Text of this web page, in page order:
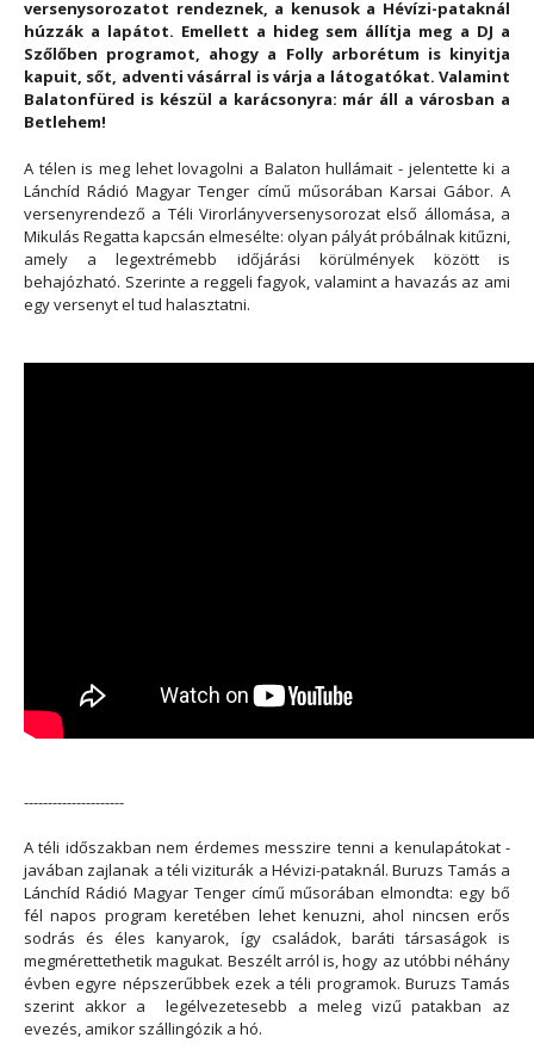
versenysorozatot rendeznek, a kenusok a Hévízi-pataknál
húzzák a lapátot. Emellett a hideg sem állítja meg a DJ a
Szőlőben programot, ahogy a Folly arborétum is kinyitja
kapuit, sőt, adventi vásárral is várja a látogatókat. Valamint
Balatonfüred is készül a karácsonyra: már áll a városban a
Betlehem!
A télen is meg lehet lovagolni a Balaton hullámait - jelentette ki a
Lánchíd Rádió Magyar Tenger című műsorában Karsai Gábor. A
versenyrendező a Téli Virorlányversenysorozat első állomása, a
Mikulás Regatta kapcsán elmesélte: olyan pályát próbálnak kitűzni,
amely a legextrémebb időjárási körülmények között is
behajózható. Szerinte a reggeli fagyok, valamint a havazás az ami
egy versenyt el tud halasztatni.
---------------------
A téli időszakban nem érdemes messzire tenni a kenulapátokat -
javában zajlanak a téli viziturák a Hévizi-pataknál. Buruzs Tamás a
Lánchíd Rádió Magyar Tenger című műsorában elmondta: egy bő
fél napos program keretében lehet kenuzni, ahol nincsen erős
sodrás és éles kanyarok, így családok, baráti társaságok is
megmérettethetik magukat. Beszélt arról is, hogy az utóbbi néhány
évben egyre népszerűbbek ezek a téli programok. Buruzs Tamás
szerint akkor a legélvezetesebb a meleg vizű patakban az
evezés, amikor szállingózik a hó.